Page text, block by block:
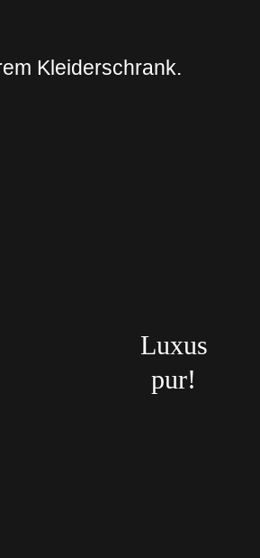
Kleiderschrank.
Luxus
pur!